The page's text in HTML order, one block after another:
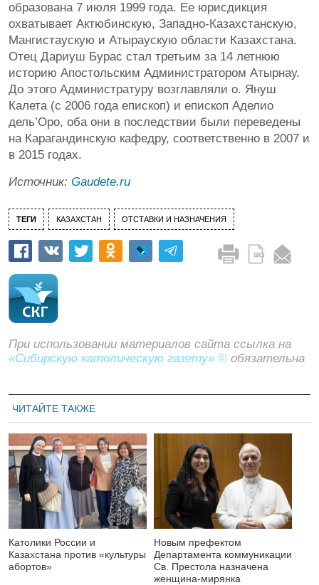
образована 7 июля 1999 года. Ее юрисдикция
охватывает Актюбинскую, Западно-Казахстанскую,
Мангистаускую и Атыраускую области Казахстана.
Отец Дариуш Бурас стал третьим за 14 летнюю
историю Апостольским Администратором Атырнау.
До этого Администратуру возглавляли о. Януш
Калета (с 2006 года епископ) и епископ Аделио
дель’Оро, оба они в последствии были переведены
на Карагандинскую кафедру, соответственно в 2007 и
в 2015 годах.
Источник: Gaudete.ru
ТЕГИ КАЗАХСТАН ОТСТАВКИ И НАЗНАЧЕНИЯ
При использовании материалов сайта ссылка на
«Сибирскую католическую газету» © обязательна
ЧИТАЙТЕ ТАКЖЕ
Католики России и
Казахстана против «культуры
абортов»
Новым префектом
Департамента коммуникации
Св. Престола назначена
женщина-мирянка